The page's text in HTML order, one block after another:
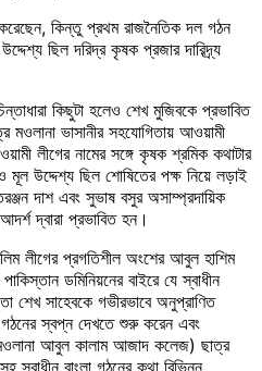
কিন্তু প্রথম রাজনৈতিক দল গঠন
ছিল দরিদ্র কৃষক প্রজার দারিদ্র্য
কিছুটা হলেও শেখ মুজিবকে প্রভাবিত
ভাসানীর সহযোগিতায় আওয়ামী
লীগের নামের সঙ্গে কৃষক শ্রমিক কথাটার
মূল উদ্দেশ্য ছিল শোষিতের পক্ষ নিয়ে লড়াই
দাশ এবং সুভাষ বসুর অসাম্প্রদায়িক
দ্বারা প্রভাবিত হন।
লীগের প্রগতিশীল অংশের আবুল হাশিম
ডমিনিয়নের বাইরে যে স্বাধীন
শেখ সাহেবকে গভীরভাবে অনুপ্রাণিত
গঠনের স্বপ্ন দেখতে শুরু করেন এবং
আবুল কালাম আজাদ কলেজ) ছাত্র
স্বাধীন বাংলা গঠনের কথা বিভিন্ন